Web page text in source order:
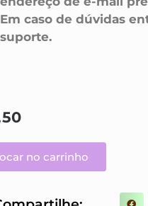
Em caso de dúvidas
suporte.
no carrinho